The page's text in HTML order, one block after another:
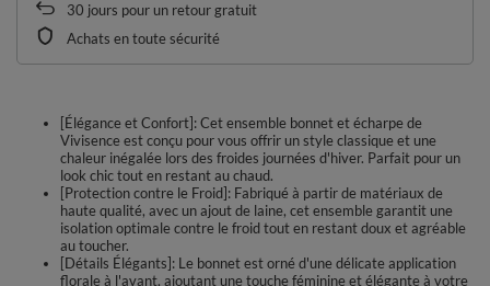
30 jours pour un retour gratuit
Achats en toute sécurité
[Élégance et Confort]: Cet ensemble bonnet et écharpe de
Vivisence est conçu pour vous offrir un style classique et une
chaleur inégalée lors des froides journées d'hiver. Parfait pour un
look chic tout en restant au chaud.
[Protection contre le Froid]: Fabriqué à partir de matériaux de
haute qualité, avec un ajout de laine, cet ensemble garantit une
isolation optimale contre le froid tout en restant doux et agréable
au toucher.
[Détails Élégants]: Le bonnet est orné d'une délicate application
florale à l'avant, ajoutant une touche féminine et élégante à votre